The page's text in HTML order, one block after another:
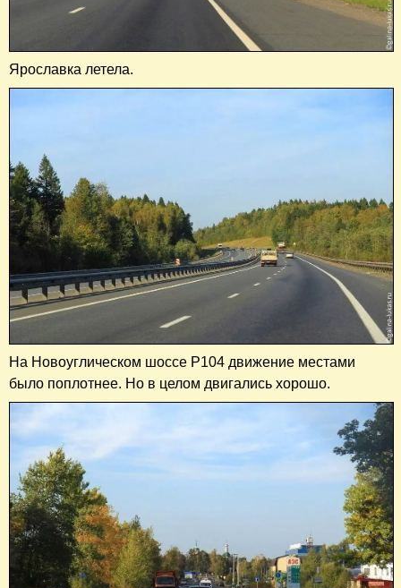
Ярославка летела.
На Новоуглическом шоссе Р104 движение местами
было поплотнее. Но в целом двигались хорошо.